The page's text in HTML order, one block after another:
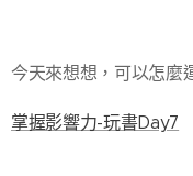
今天來想想，可以怎麼
掌握影響力-玩書Day7